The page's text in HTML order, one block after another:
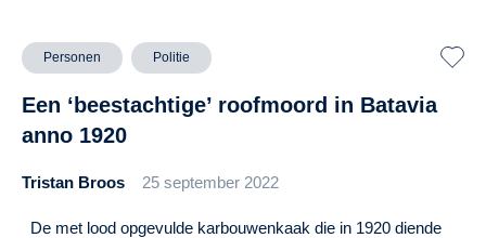
Personen Politie
Een ‘beestachtige’ roofmoord in Batavia
anno 1920
Tristan Broos 25 september 2022
De met lood opgevulde karbouwenkaak die in 1920 diende